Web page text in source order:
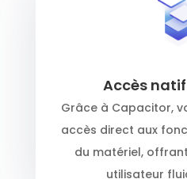
Accès
Grâce à Capacitor,
accès direct aux
du matériel,
utilisateur